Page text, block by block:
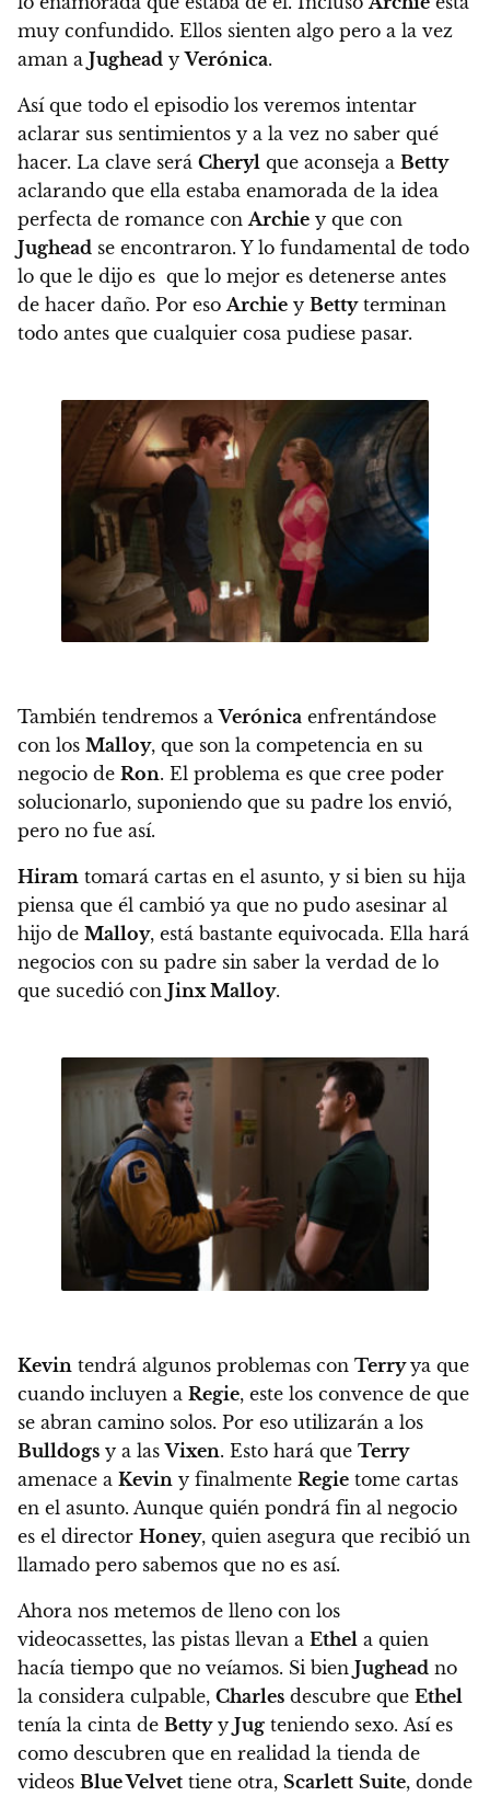
muy confundido. Ellos sienten algo pero a la vez
aman a Jughead yVerónica.
Así que todo el episodio los veremos intentar
aclarar sus sentimientos y a la vez no saber qué
hacer. La clave será Cheryl que aconseja a Betty
aclarando que ella estaba enamorada de la idea
perfecta de romance con Archie y que con
Jughead se encontraron. Y lo fundamental de todo
lo que le dijo es que lo mejor es detenerse antes
de hacer daño. Por eso Archie y Bettyterminan
todo antes que cualquier cosa pudiese pasar.
También tendremos aVerónica enfrentándose
con los Malloy, que son la competencia en su
negocio de Ron. El problema es que cree poder
solucionarlo, suponiendo que su padre los envió,
pero no fue así.
Hiram tomará cartas en el asunto, y si bien su hija
piensa que él cambió ya que no pudo asesinar al
hijo de Malloy, está bastante equivocada. Ella hará
negocios con su padre sin saber la verdad de lo
que sucedió con Jinx Malloy.
Kevin tendrá algunos problemas con Terryya que
cuando incluyen a Regie, este los convence de que
se abran camino solos. Por eso utilizarán a los
Bulldogs y a lasVixen. Esto hará que Terry
amenace a Kevin y finalmente Regie tome cartas
en el asunto. Aunque quién pondrá fin al negocio
es el director Honey, quien asegura que recibió un
llamado pero sabemos que no es así.
Ahora nos metemos de lleno con los
videocassettes, las pistas llevan a Ethel a quien
hacía tiempo que no veíamos. Si bien Jughead no
la considera culpable, Charles descubre que Ethel
tenía la cinta de Bettyy Jug teniendo sexo. Así es
como descubren que en realidad la tienda de
videos Blue Velvet tiene otra, Scarlett Suite, donde